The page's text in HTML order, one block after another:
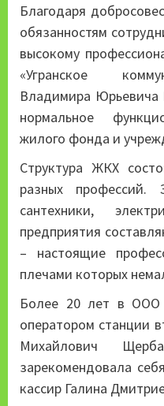
Благодаря
обязанностям
высокому
«Угранское
Владимира Юрьевича
нормальное
жилого фонда и
Структура ЖКХ
разных профессий.
сантехники,
предприятия
– настоящие
плечами которых
Более 20 лет в ООО
оператором станции
Михайлович
зарекомендовала
кассир Галина